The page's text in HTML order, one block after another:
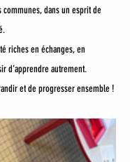
dans un esprit de
riches en échanges, en
d’apprendre autrement.
et de progresser ensemble !